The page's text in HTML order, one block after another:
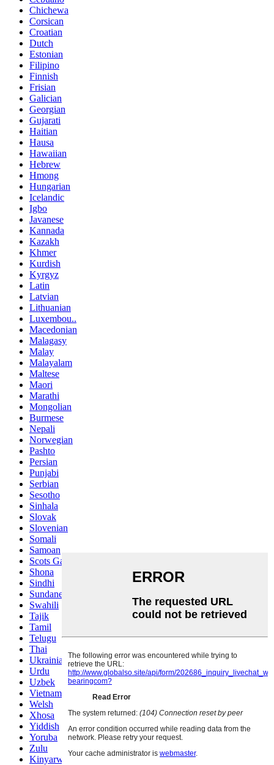
Chichewa
Corsican
Croatian
Dutch
Estonian
Filipino
Finnish
Frisian
Galician
Georgian
Gujarati
Haitian
Hausa
Hawaiian
Hebrew
Hmong
Hungarian
Icelandic
Igbo
Javanese
Kannada
Kazakh
Khmer
Kurdish
Kyrgyz
Latin
Latvian
Lithuanian
Luxembou..
Macedonian
Malagasy
Malay
Malayalam
Maltese
Maori
Marathi
Mongolian
Burmese
Nepali
Norwegian
Pashto
Persian
Punjabi
Serbian
Sesotho
Sinhala
Slovak
Slovenian
Somali
Samoan
Scots Gaelic
Shona
Sindhi
Sundanese
Swahili
Tajik
Tamil
Telugu
Thai
Ukrainian
Urdu
Uzbek
Vietnamese
Welsh
Xhosa
Yiddish
Yoruba
Zulu
Kinyarwanda